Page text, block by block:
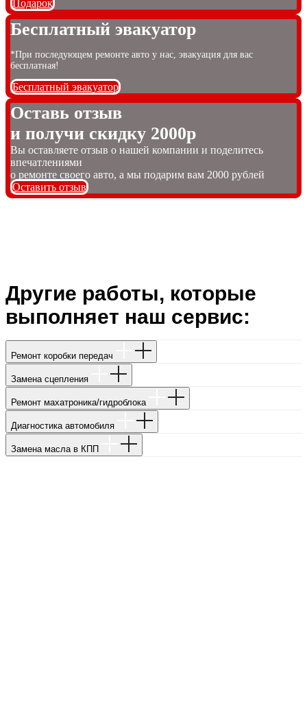
Подарок
Бесплатный эвакуатор
*При последующем ремонте авто у нас, эвакуация для вас
бесплатная!
Бесплатный эвакуатор
Оставь отзыв
и получи скидку 2000р
Вы оставляете отзыв о нашей компании и поделитесь
впечатлениями
о ремонте своего авто, а мы подарим вам 2000 рублей
Оставить отзыв
Другие работы, которые
выполняет наш сервис:
Ремонт коробки передач
Замена сцепления
Ремонт махатроника/гидроблока
Диагностика автомобиля
Замена масла в КПП